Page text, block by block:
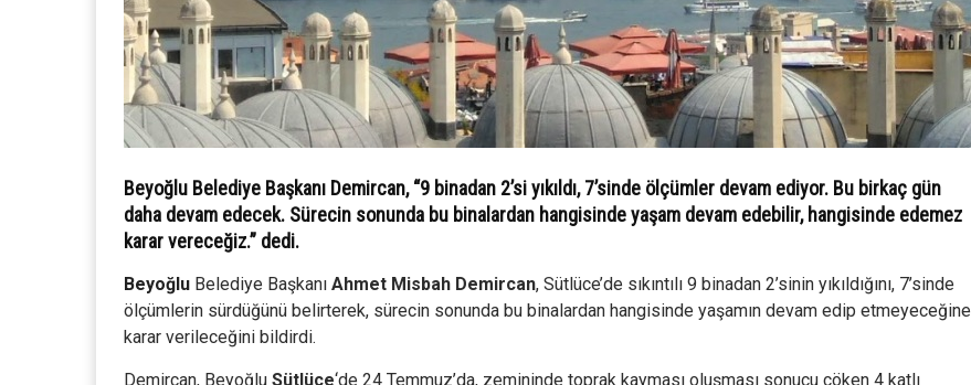
Beyoğlu Belediye Başkanı Demircan, “9 binadan 2’si yıkıldı, 7’sinde ölçümler devam ediyor. Bu birkaç gün
daha devam edecek. Sürecin sonunda bu binalardan hangisinde yaşam devam edebilir, hangisinde edemez
karar vereceğiz.” dedi.
Beyoğlu Belediye Başkanı Ahmet Misbah Demircan, Sütlüce’de sıkıntılı 9 binadan 2’sinin yıkıldığını, 7’sinde
ölçümlerin sürdüğünü belirterek, sürecin sonunda bu binalardan hangisinde yaşamın devam edip etmeyeceğine
karar verileceğini bildirdi.
Demircan, Beyoğlu Sütlüce‘de 24 Temmuz’da, zemininde toprak kayması oluşması sonucu çöken 4 katlı